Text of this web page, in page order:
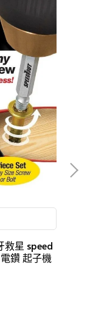
救星 speed
鑽 起子機